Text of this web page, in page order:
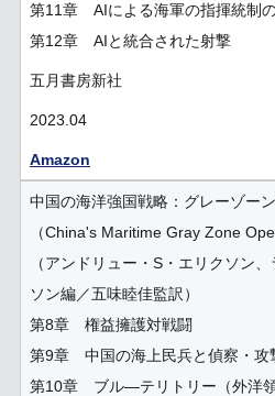
第11章 AIによる海軍の指揮統制
第12章 AIと統合された射撃
五月書房新社
2023.04
Amazon
中国の海洋強国戦略：グレーゾー
（China's Maritime Gray Zone
（アンドリュー・S・エリクソン
ソン編／五味睦佳監訳）
第8章 権益擁護対戦闘
第9章 中国の海上民兵と偵察・攻
第10章 ブル―テリトリー（外洋